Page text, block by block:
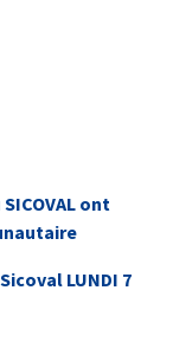
ont
LUNDI 7